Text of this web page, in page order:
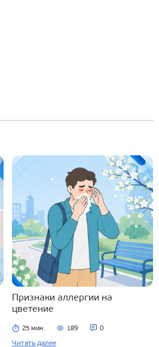
Признаки аллергии на
цветение
25 мин. 189 0
Читать далее